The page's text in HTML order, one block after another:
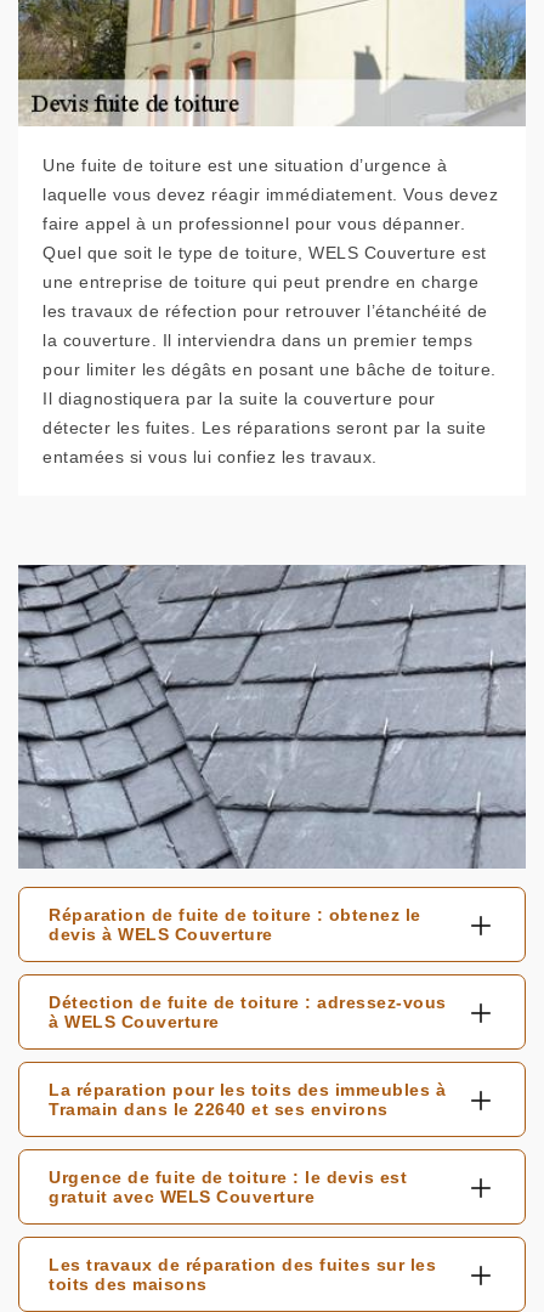
Une fuite de toiture est une situation d’urgence à
laquelle vous devez réagir immédiatement. Vous devez
faire appel à un professionnel pour vous dépanner.
Quel que soit le type de toiture, WELS Couverture est
une entreprise de toiture qui peut prendre en charge
les travaux de réfection pour retrouver l’étanchéité de
la couverture. Il interviendra dans un premier temps
pour limiter les dégâts en posant une bâche de toiture.
Il diagnostiquera par la suite la couverture pour
détecter les fuites. Les réparations seront par la suite
entamées si vous lui confiez les travaux.
Réparation de fuite de toiture : obtenez le
devis à WELS Couverture
Détection de fuite de toiture : adressez-vous
à WELS Couverture
La réparation pour les toits des immeubles à
Tramain dans le 22640 et ses environs
Urgence de fuite de toiture : le devis est
gratuit avec WELS Couverture
Les travaux de réparation des fuites sur les
toits des maisons